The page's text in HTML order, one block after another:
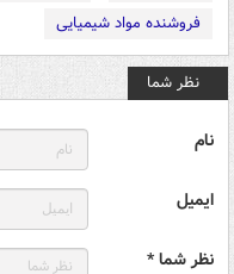
فروشنده مواد شیمیایی
نظر شما
نام
ایمیل
نظر شما *